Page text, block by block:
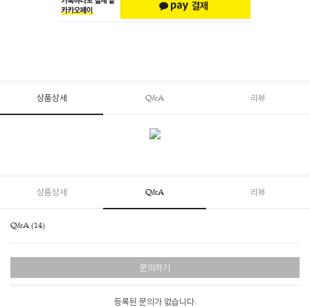
상품상세 Q&A 리뷰
상품상세 Q&A 리뷰
Q&A (14)
문의하기
등록된 문의가 없습니다.